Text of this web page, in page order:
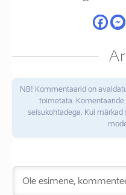
NB! Kommentaarid on
toimetata. Komentaaride
seisukohtadega. Kui